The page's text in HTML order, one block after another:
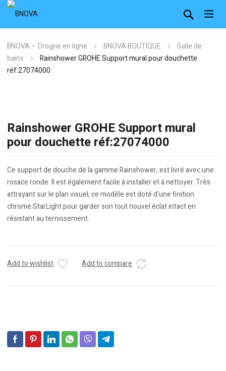
BNOVA – Drogrie en ligne BNOVA BOUTIQUE
Salle de
bains
Rainshower GROHE Support mural pour douchette
réf:27074000
Rainshower GROHE Support mural
pour douchette réf:27074000
Ce support de douche de la gamme Rainshower, est livré avec une
rosace ronde. Il est également facile à installer et à nettoyer. Très
attrayant sur le plan visuel, ce modèle est doté d’une finition
chromé StarLight pour garder son tout nouvel éclat intact en
résistant au ternissement.
Add to wishlist Add to compare